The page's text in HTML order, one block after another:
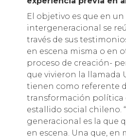
El objetivo es que en
intergeneracional se
través de sus
en escena misma o en
proceso de creación-
que vivieron la llamada
tienen como referente
transformación política
estallido social chileno.
generacional es la que
en escena. Una que, en